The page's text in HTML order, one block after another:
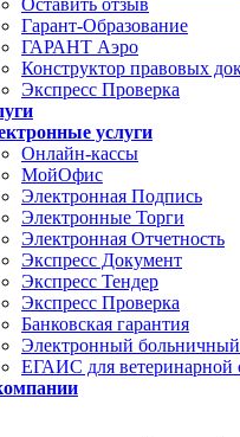
Оставить отзыв
Гарант-Образование
ГАРАНТ Аэро
Конструктор правовых
Экспресс Проверка
услуги
Онлайн-кассы
МойОфис
Электронная Подпись
Электронные Торги
Электронная Oтчетность
Экспресс Документ
Экспресс Тендер
Экспресс Проверка
Банковская гарантия
Электронный
ЕГАИС для ветеринарной